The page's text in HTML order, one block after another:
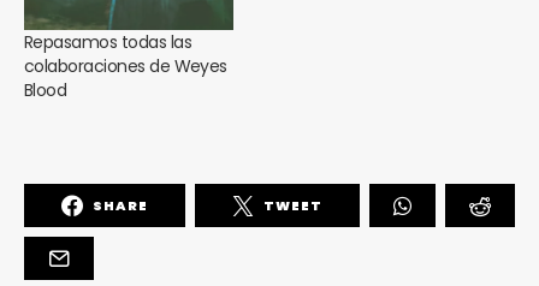
Repasamos todas las
colaboraciones de Weyes
Blood
SHARE TWEET